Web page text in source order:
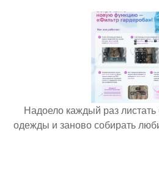
Надоело каждый раз
одежды и заново собирать